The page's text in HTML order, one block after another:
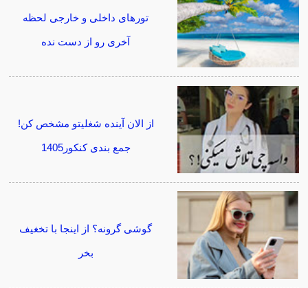
تورهای داخلی و خارجی لحظه
آخری رو از دست نده
از الان آینده شغلیتو مشخص کن!
جمع بندی کنکور1405
گوشی گرونه؟ از اینجا با تخغیف
بخر